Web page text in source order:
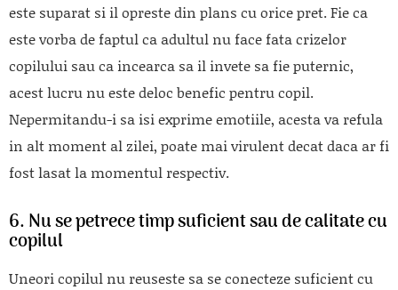
este suparat si il opreste din plans cu orice pret. Fie ca
este vorba de faptul ca adultul nu face fata crizelor
copilului sau ca incearca sa il invete sa fie puternic,
acest lucru nu este deloc benefic pentru copil.
Nepermitandu-i sa isi exprime emotiile, acesta va refula
in alt moment al zilei, poate mai virulent decat daca ar fi
fost lasat la momentul respectiv.
6. Nu se petrece timp suficient sau de calitate cu
copilul
Uneori copilul nu reuseste sa se conecteze suficient cu